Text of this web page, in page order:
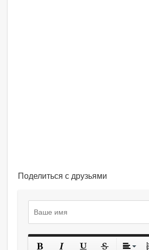
Поделиться с друзьями